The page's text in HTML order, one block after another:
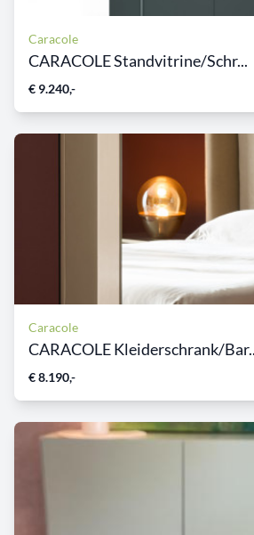
Caracole
CARACOLE Standvitrine/Schr...
€ 9.240,-
Caracole
CARACOLE Kleiderschrank/
€ 8.190,-